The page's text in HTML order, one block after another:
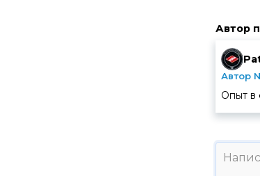
Автор
Автор
Опыт в